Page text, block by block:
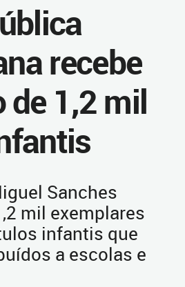
recebe
de 1,2 mil
Sanches
mil exemplares
infantis que
a escolas e